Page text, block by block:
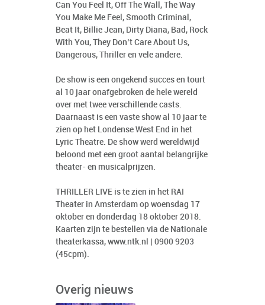
Can You Feel It, Off The Wall, The Way
You Make Me Feel, Smooth Criminal,
Beat It, Billie Jean, Dirty Diana, Bad, Rock
With You, They Don’t Care About Us,
Dangerous, Thriller en vele andere.
De show is een ongekend succes en tourt
al 10 jaar onafgebroken de hele wereld
over met twee verschillende casts.
Daarnaast is een vaste show al 10 jaar te
zien op het Londense West End in het
Lyric Theatre. De show werd wereldwijd
beloond met een groot aantal belangrijke
theater- en musicalprijzen.
THRILLER LIVE is te zien in het RAI
Theater in Amsterdam op woensdag 17
oktober en donderdag 18 oktober 2018.
Kaarten zijn te bestellen via de Nationale
theaterkassa, www.ntk.nl
| 0900 9203
(45cpm).
Overig nieuws